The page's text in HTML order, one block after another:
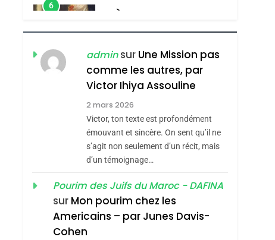
6
FIÈRE, DIGNE ET
RÉSILIENTE :
POURQUOI JE
REVENDIQUE MA
JUDAÏTE Par Thérèse
Zrihen-Dvir
ISRAÉL JUDAISME
CE QUI NOUS
MANQUE – Jacques
Hadida
JUDAISME
Maroc : Les Amandes
De Tafraout, Le Miel
De Tadla Azilal
Consacrés Produits
Du Terroir
DAFINA MAROC
Oeil Ravageur –
adminsur Une Mission pas
comme les autres, par
Victor Ihiya Assouline
2 mars 2026
Victor, ton texte est profondément
émouvant et sincère. On sent qu’il ne
s’agit non seulement d’un récit, mais
d’un témoignage…
Pourim des Juifs du Maroc - DAFINA
sur Mon pourim chez les
Americains – par Junes Davis-
Cohen